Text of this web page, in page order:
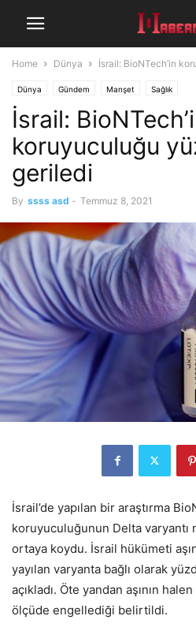
Home Dünya İsrail: BioNTech’in
Dünya Gündem Manşet Sağlık
İsrail:
koruyuculuğu
geriledi
By ssss asd - Temmuz 8, 2021
İsrail’de yapılan bir araştırma
koruyuculuğunun Delta varyantı
ortaya koydu. İsrail hükümeti
yayılan varyanta bağlı olarak
açıkladı. Öte yandan aşının
ölçüde engellediği belirtildi.